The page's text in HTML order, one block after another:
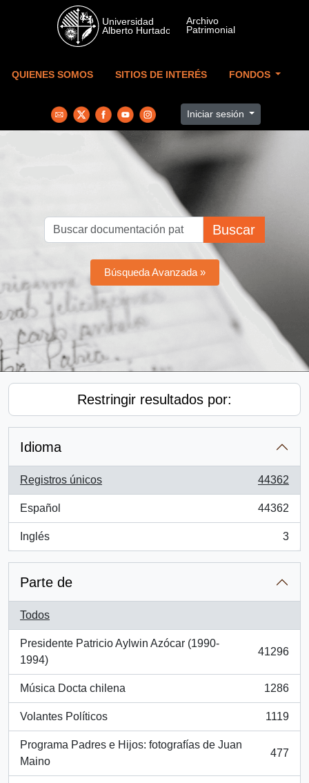
Skip to main content
QUIENES SOMOS SITIOS DE INTERÉS FONDOS
Iniciar sesión
Buscar
Búsqueda Avanzada »
Restringir resultados por:
Idioma
Registros únicos
, 44362 resultados
44362
Español
, 44362 resultados
44362
Inglés
, 3 resultados
3
Parte de
Todos
Presidente Patricio Aylwin Azócar (1990-
1994)
, 41296 resultados
41296
Música Docta chilena
, 1286 resultados
1286
Volantes Políticos
, 1119 resultados
1119
Programa Padres e Hijos: fotografías de Juan
Maino
, 477 resultados
477